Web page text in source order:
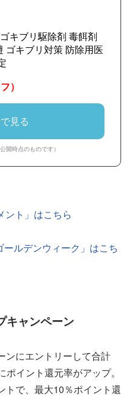
キブリ駆除剤 毒餌剤
ゴキブリ対策 防除用医
）
見る
開時点のものです）
ト」はこちら
ルデンウィーク」はこち
キャンペーン
ンにエントリーして合計
イント還元率がアップ。
トで、最大10％ポイント還